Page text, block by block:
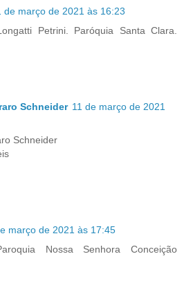
de março de 2021 às 16:23
Petrini. Paróquia Santa Clara.
Schneider 11 de março de 2021
Schneider
março de 2021 às 17:45
Nossa Senhora Conceição